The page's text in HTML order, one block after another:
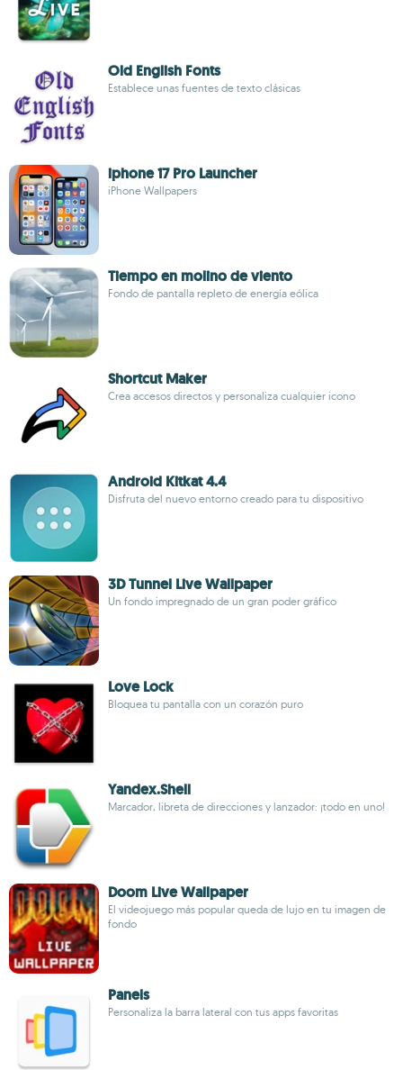
Old English Fonts
Establece unas fuentes de texto clásicas
iphone 17 Pro Launcher
iPhone Wallpapers
Tiempo en molino de viento
Fondo de pantalla repleto de energía eólica
Shortcut Maker
Crea accesos directos y personaliza cualquier icono
Android Kitkat 4.4
Disfruta del nuevo entorno creado para tu dispositivo
3D Tunnel Live Wallpaper
Un fondo impregnado de un gran poder gráfico
Love Lock
Bloquea tu pantalla con un corazón puro
Yandex.Shell
Marcador, libreta de direcciones y lanzador: ¡todo en uno!
Doom Live Wallpaper
El videojuego más popular queda de lujo en tu imagen de
fondo
Panels
Personaliza la barra lateral con tus apps favoritas